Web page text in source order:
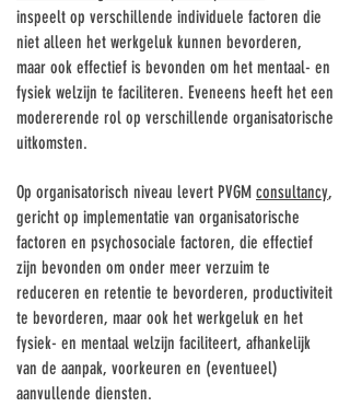
inspeelt op verschillende individuele factoren die
niet alleen het werkgeluk kunnen bevorderen,
maar ook effectief is bevonden om het mentaal- en
fysiek welzijn te faciliteren. Eveneens heeft het een
modererende rol op verschillende organisatorische
uitkomsten.
Op organisatorisch niveau levert PVGM consultancy,
gericht op implementatie van organisatorische
factoren en psychosociale factoren, die effectief
zijn bevonden om onder meer verzuim te
reduceren en retentie te bevorderen, productiviteit
te bevorderen, maar ook het werkgeluk en het
fysiek- en mentaal welzijn faciliteert, afhankelijk
van de aanpak, voorkeuren en (eventueel)
aanvullende diensten.